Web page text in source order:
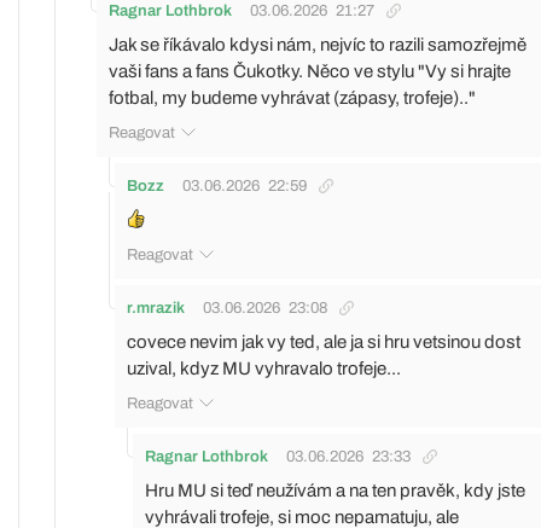
Ragnar Lothbrok 03.06.2026 21:27
Jak se říkávalo kdysi nám, nejvíc to razili samozřejmě
vaši fans a fans Čukotky. Něco ve stylu "Vy si hrajte
fotbal, my budeme vyhrávat (zápasy, trofeje).."
Reagovat
Bozz 03.06.2026 22:59
Reagovat
r.mrazik 03.06.2026 23:08
covece nevim jak vy ted, ale ja si hru vetsinou dost
uzival, kdyz MU vyhravalo trofeje...
Reagovat
Ragnar Lothbrok 03.06.2026 23:33
Hru MU si teď neužívám a na ten pravěk, kdy jste
vyhrávali trofeje, si moc nepamatuju, ale